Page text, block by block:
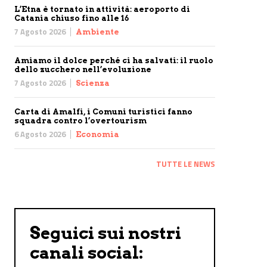
L’Etna è tornato in attività: aeroporto di
Catania chiuso fino alle 16
7 Agosto 2026 Ambiente
Amiamo il dolce perché ci ha salvati: il ruolo
dello zucchero nell’evoluzione
7 Agosto 2026 Scienza
Carta di Amalfi, i Comuni turistici fanno
squadra contro l’overtourism
6 Agosto 2026 Economia
TUTTE LE NEWS
Seguici sui nostri
canali social: